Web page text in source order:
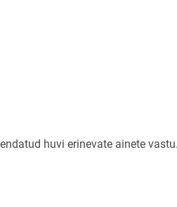
huvi erinevate ainete